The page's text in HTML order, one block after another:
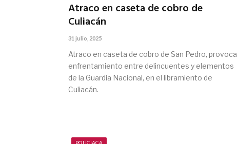
Atraco en caseta de cobro de
Culiacán
31 julio, 2025
Atraco en caseta de cobro de San Pedro, provoca
enfrentamiento entre delincuentes y elementos
de la Guardia Nacional, en el libramiento de
Culiacán.
POLICIACA